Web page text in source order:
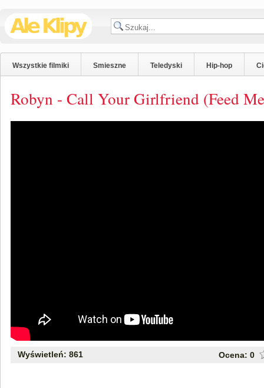
Wszystkie filmiki Smieszne Teledyski Hip-hop
Robyn - Call Your Girlfriend (Feed
Wyświetleń: 861 Ocena: 0